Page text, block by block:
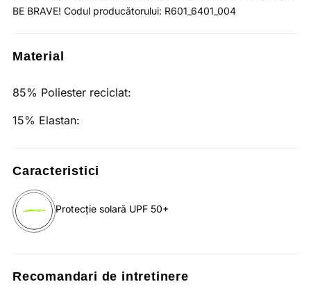
BE BRAVE! Codul producătorului: R601_6401_004
Material
85% Poliester reciclat:
15% Elastan:
Caracteristici
Protecție solară UPF 50+
Recomandari de intretinere